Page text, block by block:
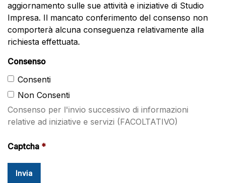
aggiornamento sulle sue attività e iniziative di Studio
Impresa. Il mancato conferimento del consenso non
comporterà alcuna conseguenza relativamente alla
richiesta effettuata.
Consenso
Consenti
Non Consenti
Consenso per l'invio successivo di informazioni
relative ad iniziative e servizi (FACOLTATIVO)
Captcha